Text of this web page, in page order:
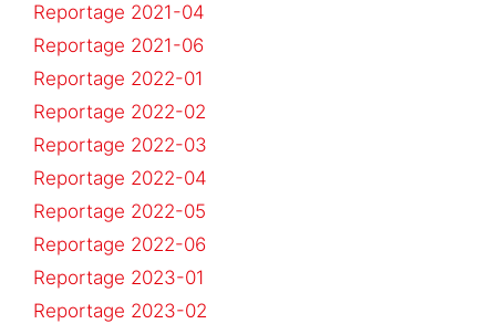
Reportage 2021-04
Reportage 2021-06
Reportage 2022-01
Reportage 2022-02
Reportage 2022-03
Reportage 2022-04
Reportage 2022-05
Reportage 2022-06
Reportage 2023-01
Reportage 2023-02